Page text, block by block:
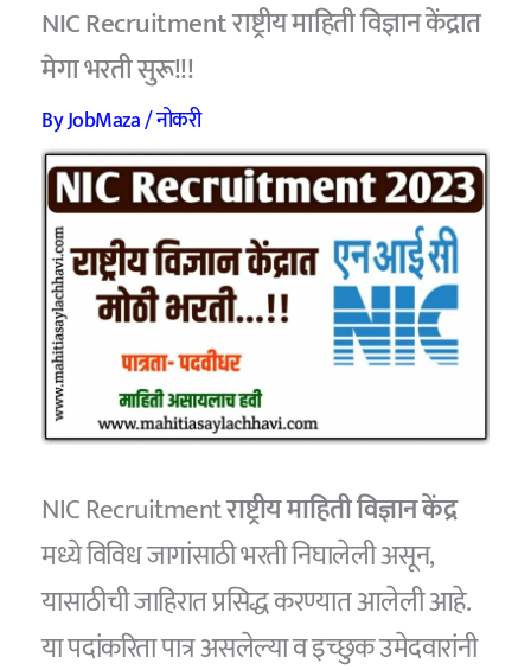
NIC Recruitment राष्ट्रीय माहिती विज्ञान केंद्रात
मेगा भरती सुरू!!!
ByJobMaza/नोकरी
NIC Recruitmentराष्ट्रीय माहिती विज्ञान केंद्र
मध्ये विविध जागांसाठी भरती निघालेली असून,
यासाठीची जाहिरात प्रसिद्ध करण्यात आलेली आहे.
या पदांकरिता पात्र असलेल्या व इच्छुक उमेदवारांनी